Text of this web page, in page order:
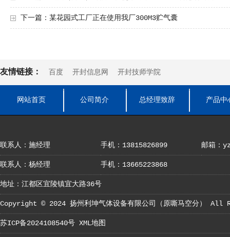
下一篇： 某花园式工厂正在使用我厂300M3贮气囊
友情链接： 百度 开封信息网 开封技师学院
网站首页 公司简介 总经理致辞 产品中
联系人：施经理 手机：13815826899 邮箱：
联系人：杨经理 手机：13665223868
地址：江都区宜陵镇宜大路36号
Copyright © 2024 扬州利坤气体设备有限公司（原嘶马空分） All
苏ICP备2024108540号 XML地图